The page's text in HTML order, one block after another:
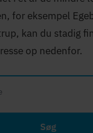
for eksempel
kan du stadig
op nedenfor.
Søg